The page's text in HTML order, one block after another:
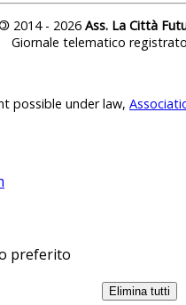
© 2014 - 2026 Ass. La Città
Giornale telematico
possible under law,
preferito